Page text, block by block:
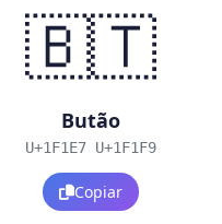
🇧🇹
Butão
U+1F1E7 U+1F1F9
Copiar